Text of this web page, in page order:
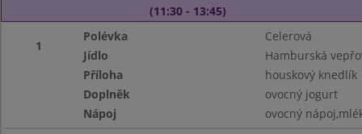
(11:30 - 13:45)
1
Polévka
Celerová
Jídlo
Hamburská
Příloha
houskový knedlík
Doplněk
ovocný jogurt
Nápoj
ovocný